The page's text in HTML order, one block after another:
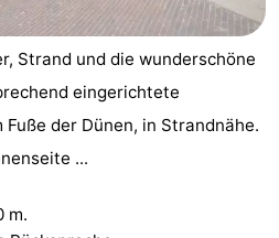
Strand und die wunderschöne
eingerichtete
der Dünen, in Strandnähe.
...
m.